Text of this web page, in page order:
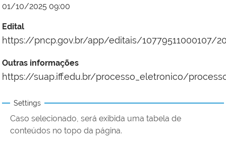
01/10/2025 09:00
Edital
https://pncp.gov.br/app/editais/10779511000107/
Outras informações
https://suap.iff.edu.br/processo_eletronico/
Settings
Caso selecionado, será exibida uma tabela de
conteúdos no topo da página.